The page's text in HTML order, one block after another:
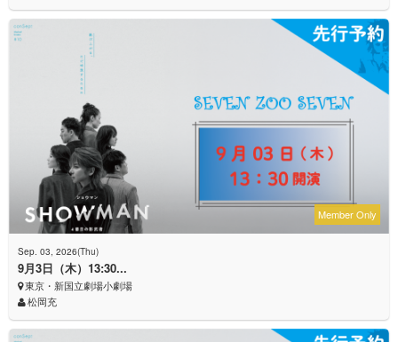
Member Only
Sep. 03, 2026(Thu)
9月3日（木）13:30...
東京・新国立劇場小劇場
松岡充